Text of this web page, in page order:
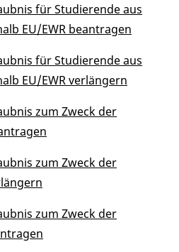
für Studierende aus
EU/EWR beantragen
für Studierende aus
EU/EWR verlängern
zum Zweck der
zum Zweck der
zum Zweck der